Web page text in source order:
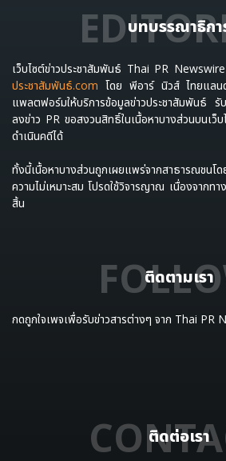
บทบรรณาธิกา
เว็บไซต์ข่าวประชาสัมพันธ์ Thai PR
ประชาสัมพันธ์.com โดย พีอาร์ นิวส์ ไทยแล
แพลตฟอร์มให้บริการข้อมูลข่าวประชาสัมพันธ์ รั
ลงข่าว PR ขอสงวนสิทธิ์ในเนื้อหาบางส่วนบนเว็
ดำเนินคดีได้
ทั้งนี้เนื้อหาบางส่วนถูกเผยแพร่จากสาธารณชนโ
ความไม่เหมาะสม โปรดใช้วิจารญาณ เนื่องจากทา
สิ้น
ติดตามเรา
กดถูกใจเพจเพื่อรับข่าวสารต่างๆ จาก Thai PR
ติดต่อเรา